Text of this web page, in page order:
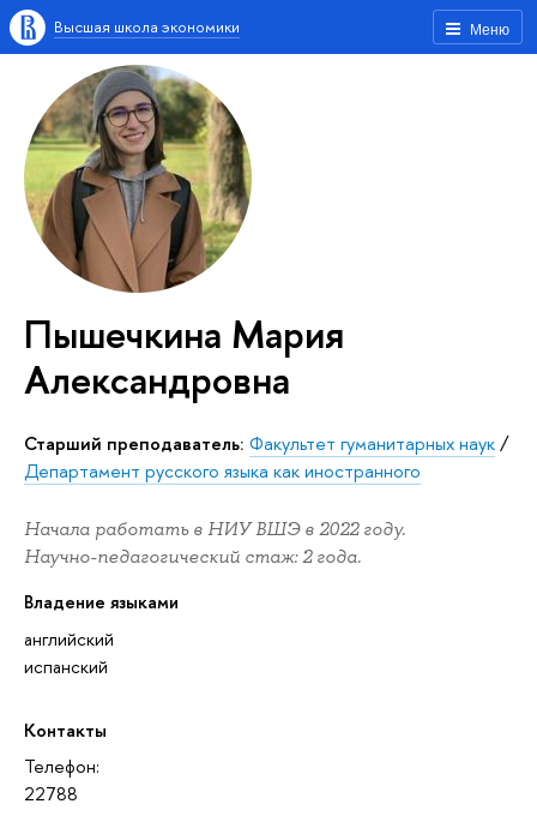
Меню
Высшая школа экономики
Пышечкина Мария
Александровна
Старший преподаватель: Факультет гуманитарных наук/
Департамент русского языка как иностранного
Начала работать в НИУ ВШЭ в 2022 году.
Научно-педагогический стаж: 2 года.
Владение языками
английский
испанский
Контакты
Телефон:
22788